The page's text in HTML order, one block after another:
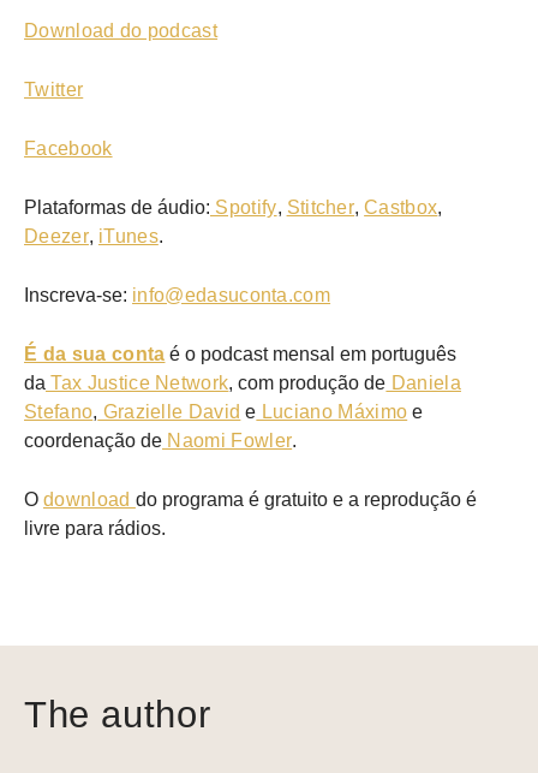
Download do podcast
Twitter
Facebook
Plataformas de áudio: Spotify, Stitcher,Castbox,
Deezer, iTunes.
Inscreva-se: info@edasuconta.com
É da sua conta é o podcast mensal em português
da Tax Justice Network, com produção de Daniela
Stefano, Grazielle David e Luciano Máximo e
coordenação de Naomi Fowler.
O download do programa é gratuito e a reprodução é
livre para rádios.
The author